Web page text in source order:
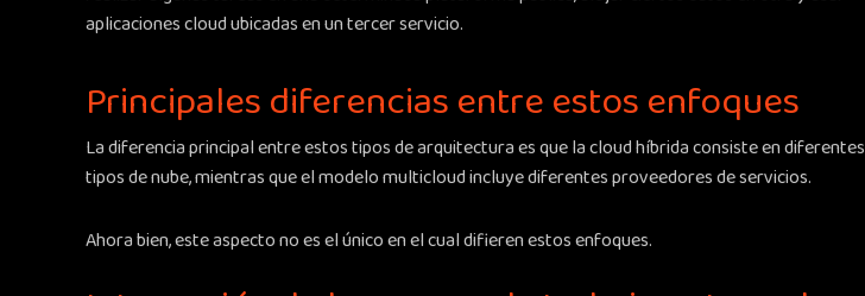
aplicaciones cloud ubicadas en un tercer servicio.
Principales diferencias entre estos enfoques
La diferencia principal entre estos tipos de arquitectura es que la cloud híbrida consiste en diferentes
tipos de nube, mientras que el modelo multicloud incluye diferentes proveedores de servicios.
Ahora bien, este aspecto no es el único en el cual difieren estos enfoques.